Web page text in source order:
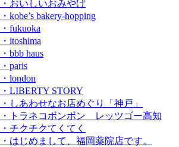
・おいしいおみやげ
・kobe’s bakery-hopping
・fukuoka
・itoshima
・bbb haus
・paris
・london
・LIBERTY STORY
・しあわせなお店めぐり「神戸」
・トラネコボンボン レッツゴー高知
・チクチクてくてく
・はじめまして、福岡薬院店です。